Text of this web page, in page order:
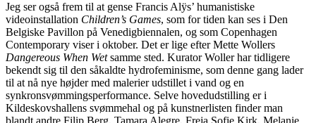
Jeg ser også frem til at gense Francis Alÿs’ humanistiske
videoinstallation Children’s Games, som for tiden kan ses i Den
Belgiske Pavillon på Venedigbiennalen, og som Copenhagen
Contemporary viser i oktober. Det er lige efter Mette Wollers
Dangereous When Wetsamme sted. Kurator Woller har tidligere
bekendt sig til den såkaldte hydrofeminisme, som denne gang lader
til at nå nye højder med malerier udstillet i vand og en
synkronsvømmingsperformance. Selve hovedudstilling er i
Kildeskovshallens svømmehal og på kunstnerlisten finder man